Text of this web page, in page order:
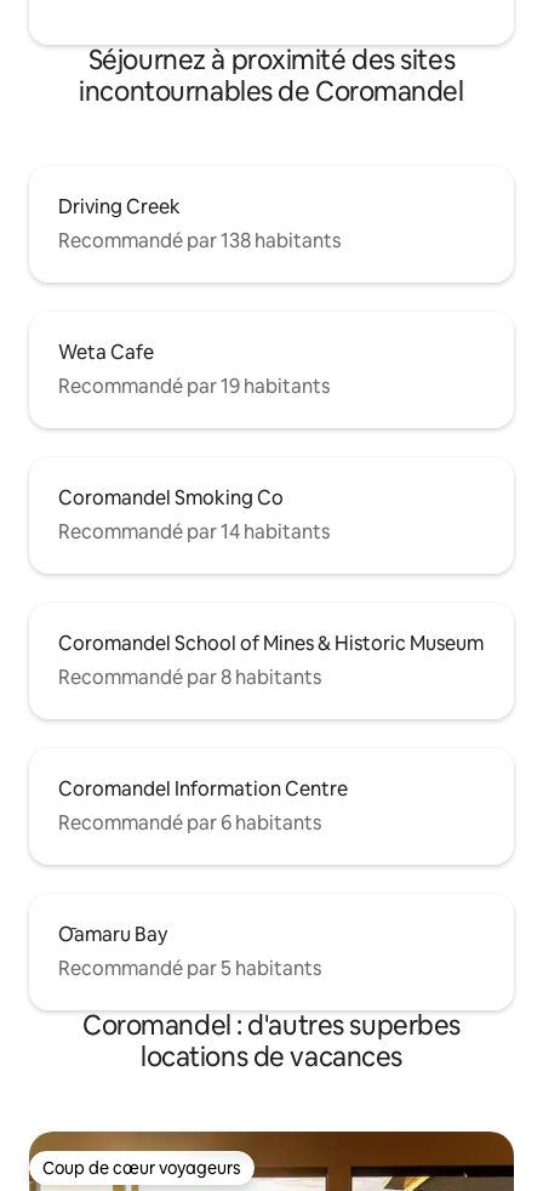
Séjournez à proximité des sites
incontournables de Coromandel
Driving Creek
Recommandé par 138 habitants
Weta Cafe
Recommandé par 19 habitants
Coromandel Smoking Co
Recommandé par 14 habitants
Coromandel School of Mines & Historic Museum
Recommandé par 8 habitants
Coromandel Information Centre
Recommandé par 6 habitants
Ōamaru Bay
Recommandé par 5 habitants
Coromandel : d'autres superbes
locations de vacances
Coup de cœur voyageurs
Coup de cœur voyageurs